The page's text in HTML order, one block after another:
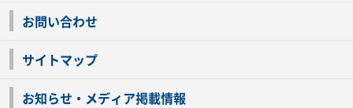
お問い合わせ
サイトマップ
お知らせ・メディア掲載情報